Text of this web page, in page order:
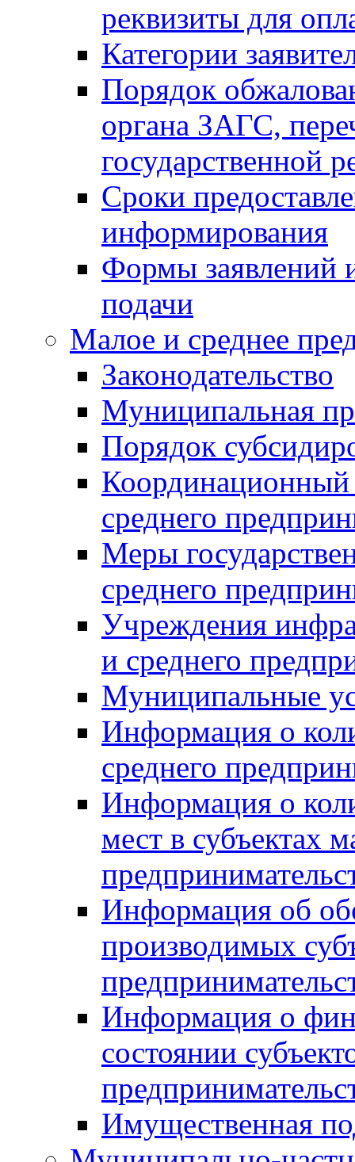
реквизиты для
Категории
Порядок
органа ЗАГС,
государственной
Сроки
информирования
Формы заявлений
подачи
Малое и среднее
Законодательство
Муниципальная
Порядок
Координационный
среднего
Меры
среднего
Учреждения
и среднего
Муниципальные
Информация о
среднего
Информация о
мест в субъектах
Информация об
производимых
Информация о
состоянии
Имущественная